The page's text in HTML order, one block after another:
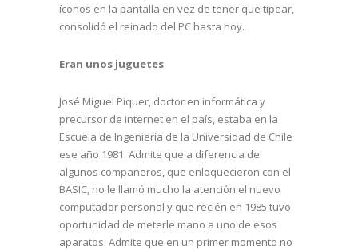
íconos en la pantalla en vez de tener que tipear,
consolidó el reinado del PC hasta hoy.
Eran unos juguetes
José Miguel Piquer, doctor en informática y
precursor de internet en el país, estaba en la
Escuela de Ingeniería de la Universidad de Chile
ese año 1981. Admite que a diferencia de
algunos compañeros, que enloquecieron con el
BASIC, no le llamó mucho la atención el nuevo
computador personal y que recién en 1985 tuvo
oportunidad de meterle mano a uno de esos
aparatos. Admite que en un primer momento no